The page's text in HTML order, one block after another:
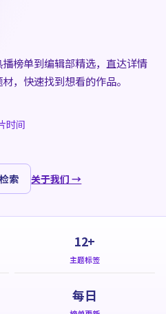
榜单到编辑部精选，直达详情
，快速找到想看的作品。
时间
索 关于我们 →
12+
主题标签
每日